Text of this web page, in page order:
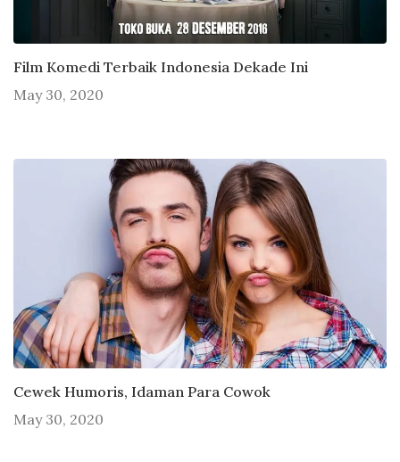
Film Komedi Terbaik Indonesia Dekade Ini
May 30, 2020
Cewek Humoris, Idaman Para Cowok
May 30, 2020